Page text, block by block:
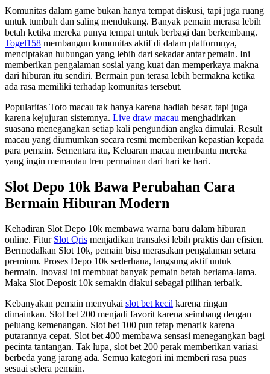
Komunitas dalam game bukan hanya tempat diskusi, tapi juga ruang
untuk tumbuh dan saling mendukung. Banyak pemain merasa lebih
betah ketika mereka punya tempat untuk berbagi dan berkembang.
Togel158 membangun komunitas aktif di dalam platformnya,
menciptakan hubungan yang lebih dari sekadar antar pemain. Ini
memberikan pengalaman sosial yang kuat dan memperkaya makna
dari hiburan itu sendiri. Bermain pun terasa lebih bermakna ketika
ada rasa memiliki terhadap komunitas tersebut.
Popularitas Toto macau tak hanya karena hadiah besar, tapi juga
karena kejujuran sistemnya. Live draw macau menghadirkan
suasana menegangkan setiap kali pengundian angka dimulai. Result
macau yang diumumkan secara resmi memberikan kepastian kepada
para pemain. Sementara itu, Keluaran macau membantu mereka
yang ingin memantau tren permainan dari hari ke hari.
Slot Depo 10k Bawa Perubahan Cara
Bermain Hiburan Modern
Kehadiran Slot Depo 10k membawa warna baru dalam hiburan
online. Fitur Slot Qris menjadikan transaksi lebih praktis dan efisien.
Bermodalkan Slot 10k, pemain bisa merasakan pengalaman setara
premium. Proses Depo 10k sederhana, langsung aktif untuk
bermain. Inovasi ini membuat banyak pemain betah berlama-lama.
Maka Slot Deposit 10k semakin diakui sebagai pilihan terbaik.
Kebanyakan pemain menyukai slot bet kecil karena ringan
dimainkan. Slot bet 200 menjadi favorit karena seimbang dengan
peluang kemenangan. Slot bet 100 pun tetap menarik karena
putarannya cepat. Slot bet 400 membawa sensasi menegangkan bagi
pecinta tantangan. Tak lupa, slot bet 200 perak memberikan variasi
berbeda yang jarang ada. Semua kategori ini memberi rasa puas
sesuai selera pemain.